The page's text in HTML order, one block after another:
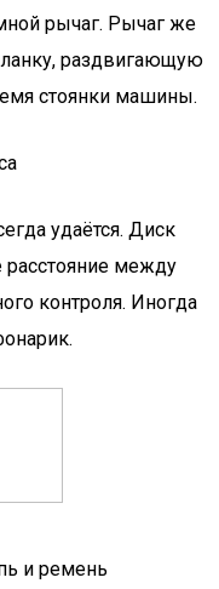
рычаг. Рычаг же
раздвигающую
стоянки машины.
удаётся. Диск
между
контроля. Иногда
и ремень